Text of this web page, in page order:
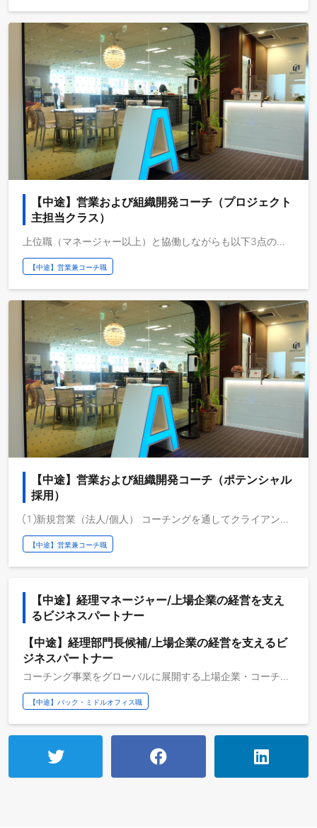
【中途】営業および組織開発コーチ（プロジェクト
主担当クラス）
上位職（マネージャー以上）と協働しながらも以下3点の業務について同時にご担当頂くことを期待します。 【仕事概要】 ①法人営業 ・クライアント企業の役員～人事担当者に対し、複数のプログラムを組み合わせた組織開発プロジェクトを提案し、受注までを自ら主導する。 →ご自身のネットワークやイベントでの集客を活用し商談の機会を自ら創出する。 →組織変革ニーズをクライアント企業と共に言語化し提案書を作成しプレゼンテーションを担当する。 →受注後、プロジェクト開始までにプロジェクト設計書を作成する。 ※複数企業、複数案件を同時にご担当いただきます。 ※営業主担当としてメンバーをリードいただきます。 ②プロジェクトマネジメント ・成果創出に向けて、社内の担当コーチやクライアント企業とコミュニケーションを担当し、進捗管理、品質管理を行う。 →プロジェクト担当のコーチが確実にプログラム提供できるよう進捗管理を行う。 →クライアント企業のプロジェクト事務局とのコミュケーションを担当し、プロジェクト実行上発生した問題解決にあたる。 →コーチエィの哲学をオーナーや事務局担当者により理解していただきリピート受注につなげるため、イベントや書籍などコーチングに関する情報を共有し興味を喚起する。 ※中小規模案件では、上記をご自身で主導いただくことを期待します。 ※複数企業、複数案件を同時にご担当いただきます。 ※プロジェクト主担当としてメンバーをリードし実務管理や日程調整に責任をもっていただきます。 ③コーチング ・事業責任者～ミドルマネジメント層への1on1コーチングを担当する。 ・オンラインクラスや組織変革プロジェクトの集合プログラム（キックオフ・中間/成果共有会）のファシリテーションを担当する。 ーーーーーーーーーーーーーーーーーーーーーーーーーーーーーーーーーーーーーーーーーー 【この先のキャリアパス】 プロジェクト主担当クラスとして業務を体得した先には、 プロジェクト責任者クラスへと昇格いただき以下の役割を担っていただくことを期待しています。 ・プライム上場系企業のトップ～役員クラスとのネットワークを活かし、大規模取引企業を自ら開拓する。 ・経営層へのエグゼクティブ・コーチング を担当する。 など。
【中途】営業兼コーチ職
【中途】営業および組織開発コーチ（ポテンシャル
採用）
①新規営業（法人/個人） コーチングを通してクライアント企業・社会に組織開発の価値を届けるために、企業や個人との最初の商談の機会を創るポジションです。アポイント獲得後は、先輩や上司の主導の元、初回の商談からお客様のビジョンの明確化、成果設計、ご契約まで、一気通貫してクライアントに関わります。 ②プロジェクトマネジメント プロジェクトリーダーを補佐する役割です。社内外のステークホルダーとの予定調整や、クライアントが適切なスケジュールでコーチングを受けているか確認し、プロジェクトの品質を管理します。作業中心のように見えますが、起こりうるリスクや課題を先回りしてリーダーや案件担当役員に報告したり、プロジェクトの目的やゴール達成に必要だと思う仕事を自ら考え、提案し、実行していくことが求められます。 ＜例＞下記についてプロジェクトリーダーと相談しながら進める役割です ・プロジェクト全体スケジュール設計、各ステークホルダーの予定調整、進捗管理 ・クライアントミーティングの設計、一部パートの進行 ・社内プロジェクトミーティングの設計、進行 ・コーチングの品質インタビュー同席、ログ作成 ③ミドルマネジメント層への1on1コーチング／オンラインクラスの提供 組織変革を目的としたコーチングを行います。中途で入社するメンバーのほとんどがコーチング未経験です。コーチになるためのトレーニングを経て社内試験に合格した方から順次、実際のクライアントへのコーチングを開始いただきます。 ーーーーーーーーーーーーーーーーーーーーーーーーーーーーーーー 【この先のキャリアパス】 上記業務を体得したその先には、営業、プロジェクトマネジメントそれぞれの場面でご自身で主導していただくことを期待します。 キャリアの次のステップについては以下URLの仕事内容を参照してください。 ■営業および組織開発コーチ（プロジェクト主担当クラス）■ https://herp.careers/v1/coacha/ApNiJGA7huPT
【中途】営業兼コーチ職
【中途】経理マネージャー/上場企業の経営を支え
るビジネスパートナー
【中途】経理部門長候補/上場企業の経営を支えるビ
ジネスパートナー
コーチング事業をグローバルに展開する上場企業・コーチ・エィで、CFO直下の経理マネージャーを募集します。 当社は2027年1月にホールディングス体制への移行（HD化）を予定しており、 経理・財務はいままさに変革の中核にあります。 決算・開示といった上場企業経理の基盤を担いながら、グループ経理体制の構築、 管理会計基盤の刷新、AIによる業務再設計までを少数精鋭のチームでリードいただきます。 経営判断に直結する数字づくりと分析を担い、 攻めのファイナンス組織を共に構築していただける方に是非お越しいただだきたいと考えています。 --------------- ▼主な業務内容 経理 ・ 財務会計（単体決算・連結決算） ・ 開示書類作成、監査法人対応 ・ 管理会計（HD化を見据えた管理会計基盤の設計・刷新） ・ HD化に伴うグループ経理体制の構築 ・ 経理業務のAI活用・再設計の推進 ・ （本人の意欲次第で拡大可）FP&A、内部統制、経営企画、資本政策・IR等の周辺・上流領域 --------------- ▼ポジションの魅力 【上場企業経理】 上場企業における一連の決算作業や監査法人対応に携わることができます。 【経営陣と距離が近い】 社長（経理責任者出身で2025年1月に社長就任）に対し直接レポートする機会も多いです。 【職務領域の拡大も可】 社員の「やりたい」を重んじる社風です。 FP&A、内部統制、経営企画などの周辺領域にも本人のやる気次第でかかわることができます。 【コミュニケーション】 コーチング事業を営んでいることもあり、社員同士のコミュニケーションをとても大切にする環境です。 【コーチング資格取得も可】 当社が提供するコーチングのトレーニングプログラムに参加することができ、最短半年程度で資格取得も可能です。 ---------- 経理管理を中心として、中長期的に経営の中枢を担いたい方、ぜひご応募ください。
【中途】バック・ミドルオフィス職